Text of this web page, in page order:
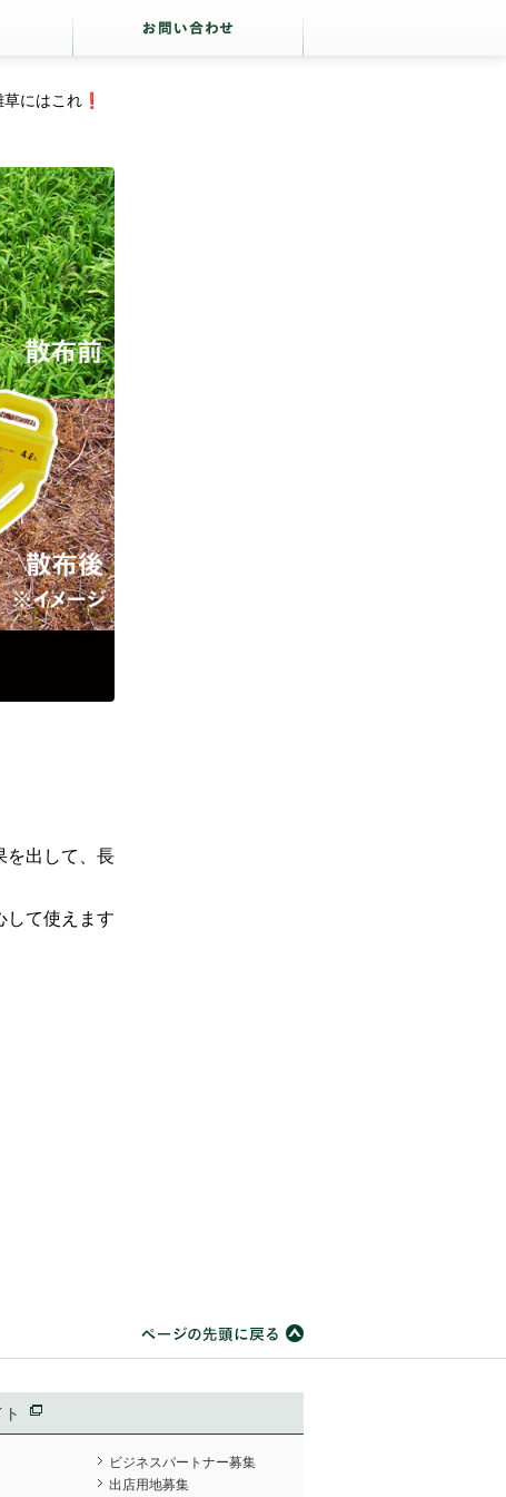
にはこれ❗
を出して、長
して使えます
ビジネスパートナー募集
出店用地募集